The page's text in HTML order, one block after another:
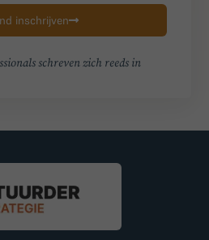
inschrijven
schreven zich reeds in